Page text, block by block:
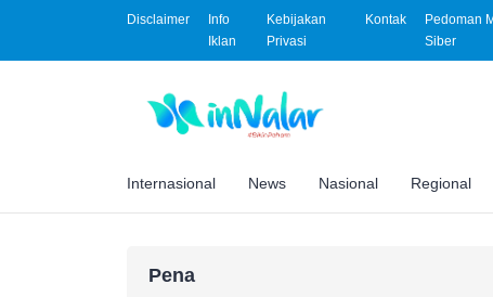
Disclaimer
Info
Iklan
Kebijakan
Privasi
Kontak
Pedoman
Siber
Internasional News Nasional Regional
Pena